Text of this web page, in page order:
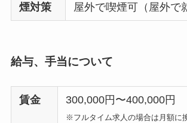
煙対策
屋外で喫煙可（屋外で
給与、手当について
賃金 300,000円〜400,000円
※フルタイム求人の場合は月額に